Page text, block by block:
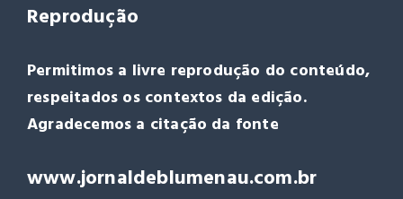
Reprodução
Permitimos a livre reprodução do conteúdo,
respeitados os contextos da edição.
Agradecemos a citação da fonte
www.jornaldeblumenau.com.br